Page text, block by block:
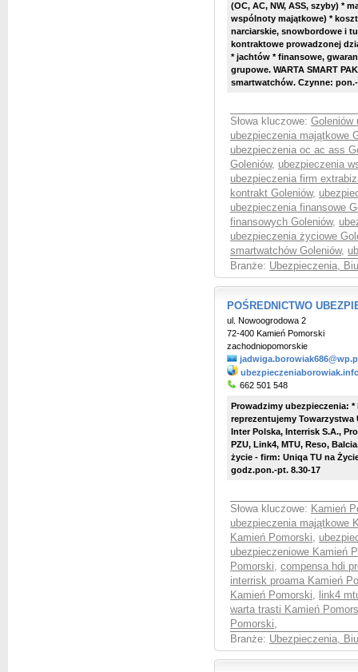
(OC, AC, NW, ASS, szyby) *
wspólnoty majątkowe) *
narciarskie, snowbordowe i
kontraktowe prowadzonej
* jachtów * finansowe,
grupowe. WARTA SMART
smartwatchów. Czynne:
Słowa kluczowe: Goleniów
ubezpieczenia majątkowe
ubezpieczenia oc ac ass
Goleniów, ubezpieczenia
ubezpieczenia firm
kontrakt Goleniów,
ubezpieczenia finansowe
finansowych Goleniów,
ubezpieczenia życiowe
smartwatchów Goleniów,
Branże: Ubezpieczenia,
POŚREDNICTWO
ul. Nowoogrodowa 2
72-400 Kamień Pomorski
zachodniopomorskie
662 501 548
Prowadzimy ubezpieczenia:
reprezentujemy Towarzystwa
Inter Polska, Interrisk S.A.,
PZU, Link4, MTU, Reso,
życie - firm: Uniqa TU na
godz.pon.-pt. 8.30-17
Słowa kluczowe: Kamień
ubezpieczenia majątkowe
Kamień Pomorski,
ubezpieczeniowe Kamień
Pomorski, compensa hdi
interrisk proama Kamień
Kamień Pomorski,
link4
warta trasti Kamień
Pomorski,
Branże: Ubezpieczenia,